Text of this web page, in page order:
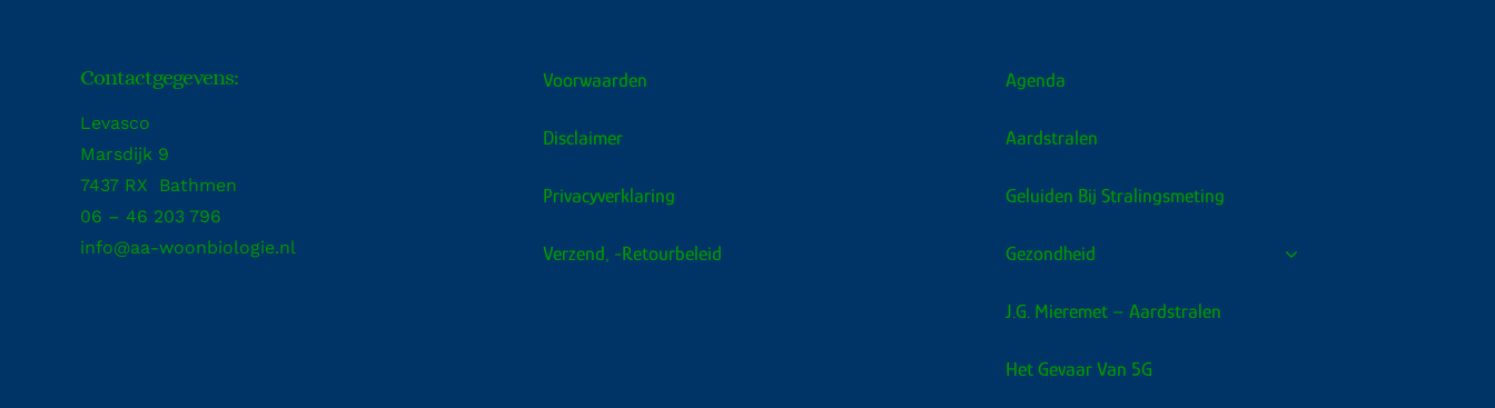
Contactgegevens:
Levasco
Marsdijk 9
7437 RX Bathmen
06 – 46 203 796
info@aa-woonbiologie.nl
Voorwaarden
Disclaimer
Privacyverklaring
Verzend, -retourbeleid
Agenda
Aardstralen
Geluiden Bij Stralingsmeting
Gezondheid
J.G. Mieremet – Aardstralen
Het Gevaar Van 5G